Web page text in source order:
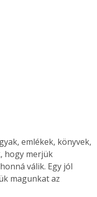
emlékek, könyvek,
hogy merjük
válik. Egy jól
magunkat az